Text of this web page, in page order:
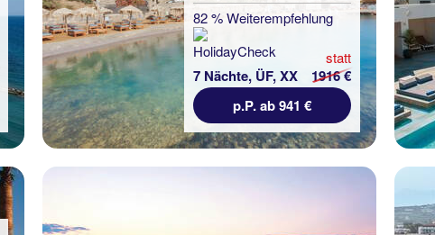
82 % Weiterempfehlung
7 Nächte, ÜF, XX
statt
1916 €
p.P. ab 941 €